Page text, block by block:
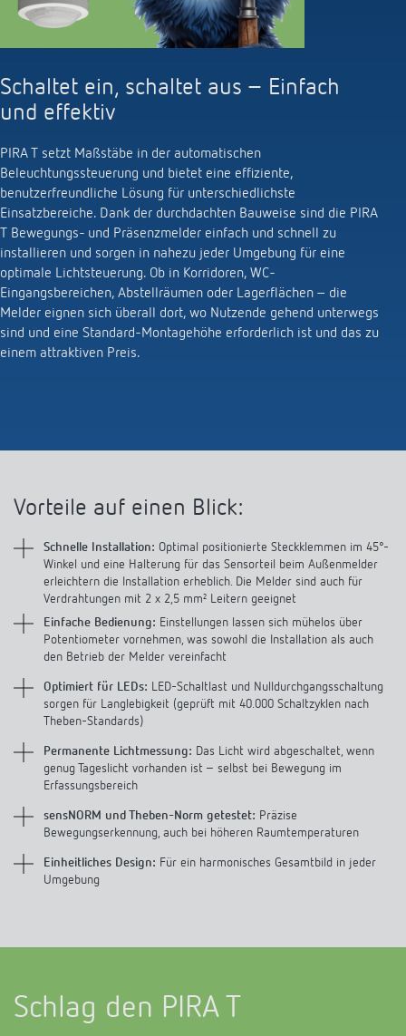
LED-Leuchten
Zeit- und Lichtsteuerung
Zubehör
KNX-Systeme
Präsenzmelder und Bewegungsmelder
LED Beleuchtung
Klimaregelung
Apps
Referenzen
HEMS
Kataloge und Prospekte
Seminare und Online-Trainings
Fachpresse
Konformitätserklärungen
BIM-Portal
Theben AG
News
Messe
Kooperationen
Nachhaltigkeit
Engagement
Design
Historie
Karriere
Karriere bei Theben
Kontakt
Ansprechpartner
Vertrieb Deutschland
Vertrieb Weltweit
Ansprechpartner OEM
Downloads
Smart Energy
LUXORliving
Schaltet ein, schaltet aus – Einfach
und effektiv
PIRA T setzt Maßstäbe in der automatischen
Beleuchtungssteuerung und bietet eine effiziente,
benutzerfreundliche Lösung für unterschiedlichste
Einsatzbereiche. Dank der durchdachten Bauweise sind die PIRA
T Bewegungs- und Präsenzmelder einfach und schnell zu
installieren und sorgen in nahezu jeder Umgebung für eine
optimale Lichtsteuerung. Ob in Korridoren, WC-
Eingangsbereichen, Abstellräumen oder Lagerflächen – die
Melder eignen sich überall dort, wo Nutzende gehend unterwegs
sind und eine Standard-Montagehöhe erforderlich ist und das zu
einem attraktiven Preis.
Vorteile auf einen Blick:
Schnelle Installation: Optimal positionierte Steckklemmen im 45°-
Winkel und eine Halterung für das Sensorteil beim Außenmelder
erleichtern die Installation erheblich. Die Melder sind auch für
Verdrahtungen mit 2 x 2,5 mm² Leitern geeignet
Einfache Bedienung: Einstellungen lassen sich mühelos über
Potentiometer vornehmen, was sowohl die Installation als auch
den Betrieb der Melder vereinfacht
Optimiert für LEDs: LED-Schaltlast und Nulldurchgangsschaltung
sorgen für Langlebigkeit (geprüft mit 40.000 Schaltzyklen nach
Theben-Standards)
Permanente Lichtmessung: Das Licht wird abgeschaltet, wenn
genug Tageslicht vorhanden ist – selbst bei Bewegung im
Erfassungsbereich
sensNORM und Theben-Norm getestet: Präzise
Bewegungserkennung, auch bei höheren Raumtemperaturen
Einheitliches Design: Für ein harmonisches Gesamtbild in jeder
Umgebung
Schlag den PIRA T